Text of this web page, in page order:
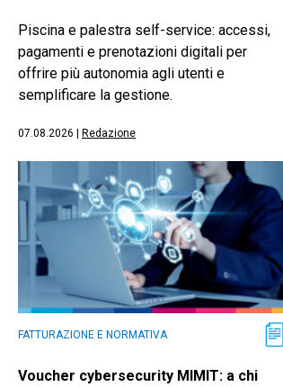
Piscina e palestra self-service: accessi,
pagamenti e prenotazioni digitali per
offrire più autonomia agli utenti e
semplificare la gestione.
07.08.2026 Redazione
FATTURAZIONE E NORMATIVA
Voucher cybersecurity MIMIT: a chi